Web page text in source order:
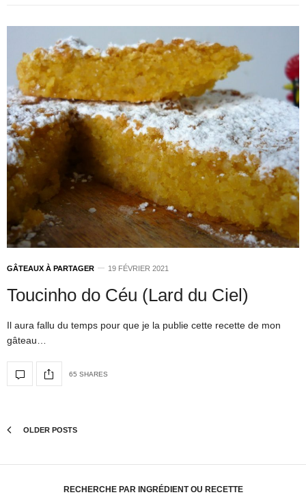
GÂTEAUX À PARTAGER 19 FÉVRIER 2021
Toucinho do Céu (Lard du Ciel)
Il aura fallu du temps pour que je la publie cette recette de mon
gâteau…
65 SHARES
OLDER POSTS
RECHERCHE PAR INGRÉDIENT OU RECETTE